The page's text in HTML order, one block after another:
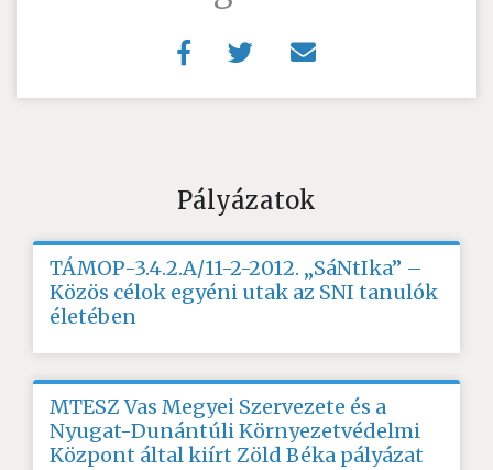
Pályázatok
TÁMOP-3.4.2.A/11-2-2012. „SáNtIka” –
Közös célok egyéni utak az SNI tanulók
életében
MTESZ Vas Megyei Szervezete és a
Nyugat-Dunántúli Környezetvédelmi
Központ által kiírt Zöld Béka pályázat